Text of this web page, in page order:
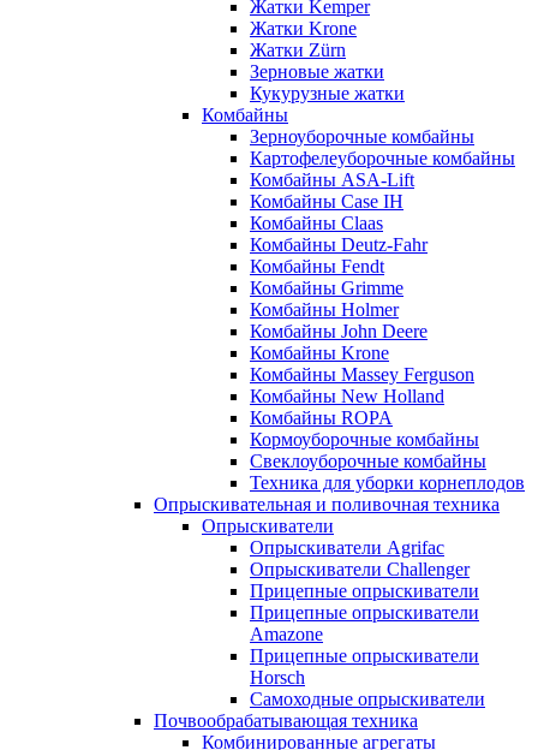
Жатки Kemper
Жатки Krone
Жатки Zürn
Зерновые жатки
Кукурузные жатки
Комбайны
Зерноуборочные комбайны
Картофелеуборочные комбайны
Комбайны ASA-Lift
Комбайны Case IH
Комбайны Claas
Комбайны Deutz-Fahr
Комбайны Fendt
Комбайны Grimme
Комбайны Holmer
Комбайны John Deere
Комбайны Krone
Комбайны Massey Ferguson
Комбайны New Holland
Комбайны ROPA
Кормоуборочные комбайны
Свеклоуборочные комбайны
Техника для уборки корнеплодов
Опрыскивательная и поливочная техника
Опрыскиватели
Опрыскиватели Agrifac
Опрыскиватели Challenger
Прицепные опрыскиватели
Прицепные опрыскиватели
Amazone
Прицепные опрыскиватели
Horsch
Самоходные опрыскиватели
Почвообрабатывающая техника
Комбинированные агрегаты